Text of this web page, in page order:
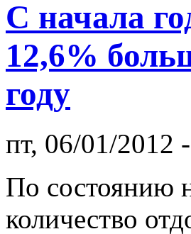
С начала
12,6%
году
пт, 06/01/2012
По состоянию
количество